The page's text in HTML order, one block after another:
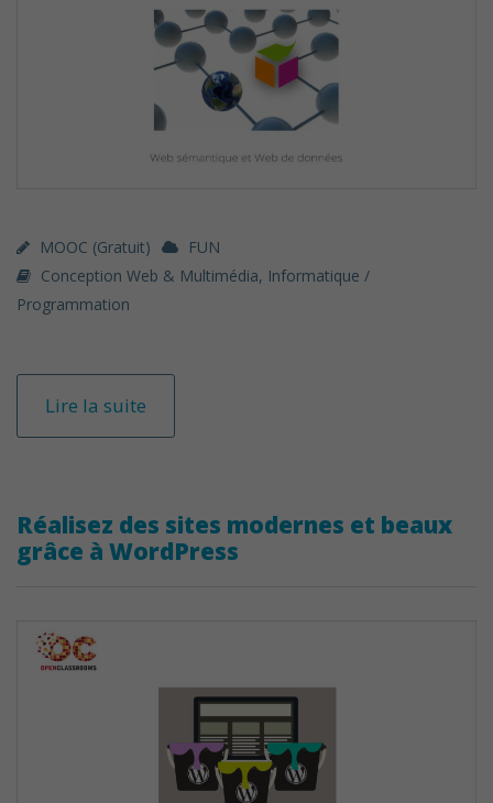
MOOC (gratuit)
FUN
Conception Web & Multimédia, Informatique /
Programmation
Lire la suite
Réalisez des sites modernes et beaux
grâce à WordPress